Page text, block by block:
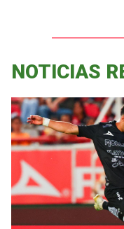
NOTICIAS